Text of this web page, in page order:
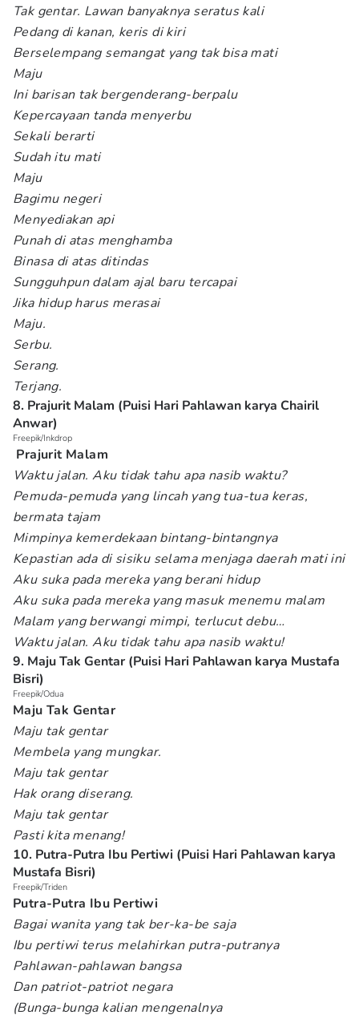
Tak gentar. Lawan banyaknya seratus kali
Pedang di kanan, keris di kiri
Berselempang semangat yang tak bisa mati
Maju
Ini barisan tak bergenderang-berpalu
Kepercayaan tanda menyerbu
Sekali berarti
Sudah itu mati
Maju
Bagimu negeri
Menyediakan api
Punah di atas menghamba
Binasa di atas ditindas
Sungguhpun dalam ajal baru tercapai
Jika hidup harus merasai
Maju.
Serbu.
Serang.
Terjang.
8. Prajurit Malam (Puisi Hari Pahlawan karya Chairil
Anwar)
Freepik/Inkdrop
Prajurit Malam
Waktu jalan. Aku tidak tahu apa nasib waktu?
Pemuda-pemuda yang lincah yang tua-tua keras,
bermata tajam
Mimpinya kemerdekaan bintang-bintangnya
Kepastian ada di sisiku selama menjaga daerah mati ini
Aku suka pada mereka yang berani hidup
Aku suka pada mereka yang masuk menemu malam
Malam yang berwangi mimpi, terlucut debu…
Waktu jalan. Aku tidak tahu apa nasib waktu!
9. Maju Tak Gentar (Puisi Hari Pahlawan karya Mustafa
Bisri)
Freepik/Odua
Maju Tak Gentar
Maju tak gentar
Membela yang mungkar.
Maju tak gentar
Hak orang diserang.
Maju tak gentar
Pasti kita menang!
10. Putra-Putra Ibu Pertiwi (Puisi Hari Pahlawan karya
Mustafa Bisri)
Freepik/Triden
Putra-Putra Ibu Pertiwi
Bagai wanita yang tak ber-ka-be saja
Ibu pertiwi terus melahirkan putra-putranya
Pahlawan-pahlawan bangsa
Dan patriot-patriot negara
(Bunga-bunga kalian mengenalnya